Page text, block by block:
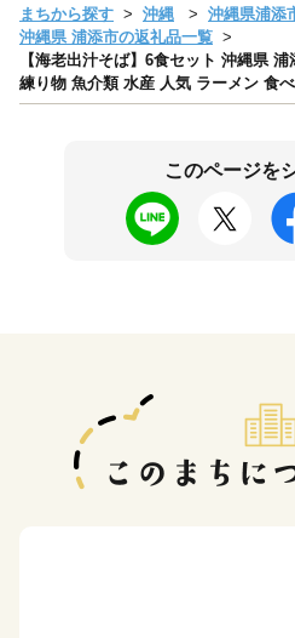
まちから探す 沖縄
沖縄県浦添
沖縄県 浦添市の返礼品一覧
【海老出汁そば】6食セット 沖縄県
練り物 魚介類 水産 人気 ラーメン 食
このページを